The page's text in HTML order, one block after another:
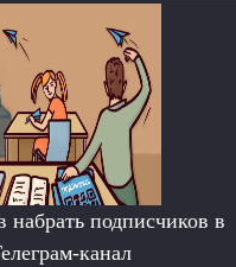
набрать подписчиков в
канал